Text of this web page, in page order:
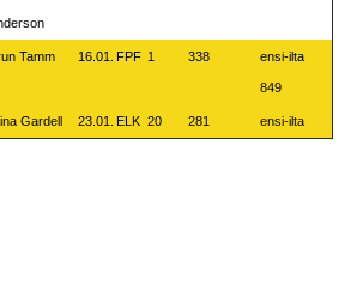
Tamm 16.01. FPF 1 338 ensi-ilta
849
Gardell 23.01. ELK 20 281 ensi-ilta